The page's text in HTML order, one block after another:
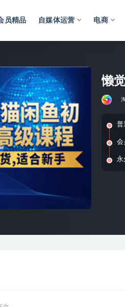
员精品 自媒体运营 电商
懒
普
会
永